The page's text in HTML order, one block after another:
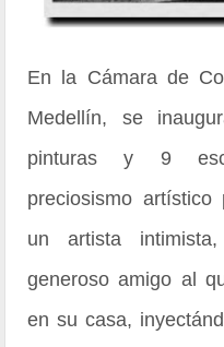
En la Cámara de
Medellín, se
pinturas y 9
preciosismo
un artista
generoso amigo al
en su casa,